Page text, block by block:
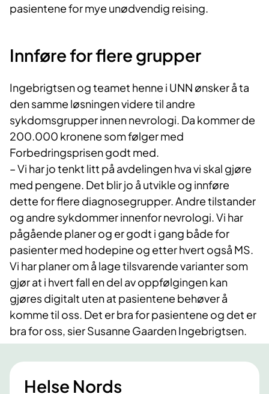
pasientene for mye unødvendig reising.
Innføre for flere grupper
Ingebrigtsen og teamet henne i UNN ønsker å ta
den samme løsningen videre til andre
sykdomsgrupper innen nevrologi. Da kommer de
200.000 kronene som følger med
Forbedringsprisen godt med.
– Vi har jo tenkt litt på avdelingen hva vi skal gjøre
med pengene. Det blir jo å utvikle og innføre
dette for flere diagnosegrupper. Andre tilstander
og andre sykdommer innenfor nevrologi. Vi har
pågående planer og er godt i gang både for
pasienter med hodepine og etter hvert også MS.
Vi har planer om å lage tilsvarende varianter som
gjør at i hvert fall en del av oppfølgingen kan
gjøres digitalt uten at pasientene behøver å
komme til oss. Det er bra for pasientene og det er
bra for oss, sier Susanne Gaarden Ingebrigtsen.
Helse Nords